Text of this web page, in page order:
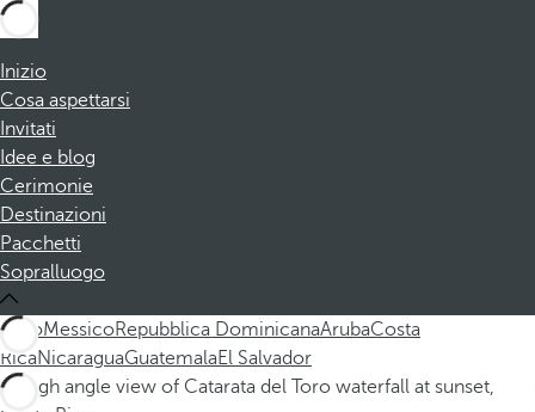
Inizio
Cosa aspettarsi
Invitati
Idee e blog
Cerimonie
Destinazioni
Pacchetti
Sopralluogo
TuttoMessicoRepubblica DominicanaArubaCosta
RicaNicaraguaGuatemalaEl Salvador